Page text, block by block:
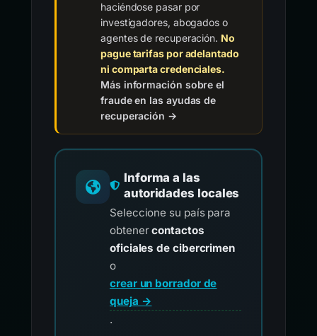
haciéndose pasar por
investigadores, abogados o
agentes de recuperación. No
pague tarifas por adelantado
ni comparta credenciales.
Más información sobre el
fraude en las ayudas de
recuperación →
Informa a las
autoridades locales
Seleccione su país para
obtenercontactos
oficiales de cibercrimen
o
crear un borrador de
queja →
.